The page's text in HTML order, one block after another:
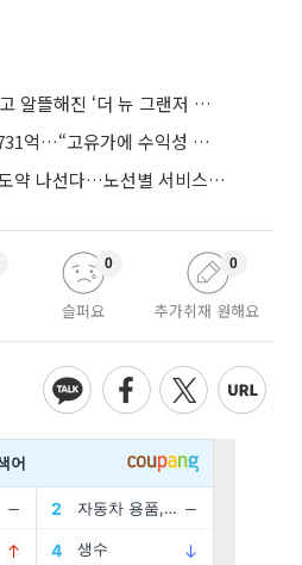
효율·AI 더했다…더 강하고 알뜰해진 ‘더 뉴 그랜저 하이브리드’
진에어, 2분기 영업손실 731억…“고유가에 수익성 악화”
새출발 트리니티항공, 재도약 나선다…노선별 서비스 차별화
슬퍼요
0
추가취재 원해요
0